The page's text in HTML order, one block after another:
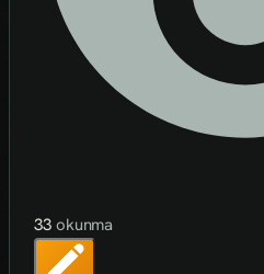
33 okunma